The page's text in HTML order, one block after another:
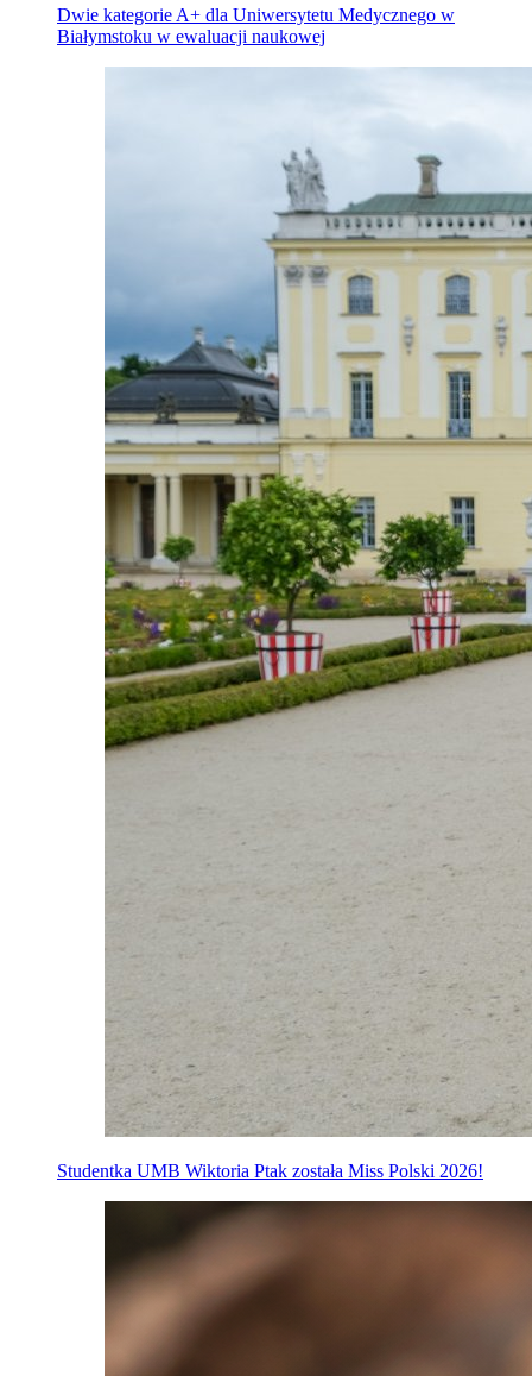
Dwie kategorie A+ dla Uniwersytetu Medycznego w
Białymstoku w ewaluacji naukowej
Studentka UMB Wiktoria Ptak została Miss Polski 2026!